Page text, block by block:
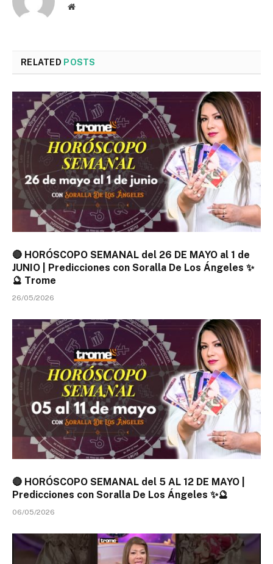
Website
RELATED POSTS
🔴 HORÓSCOPO SEMANAL del 26 DE MAYO al 1 de
JUNIO | Predicciones con Soralla De Los Ángeles ✨
🔮 Trome
26/05/2026
🔴 HORÓSCOPO SEMANAL del 5 AL 12 DE MAYO |
Predicciones con Soralla De Los Ángeles ✨🔮
06/05/2026